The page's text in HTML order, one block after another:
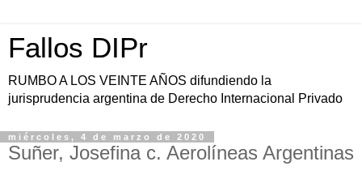
Fallos DIPr
RUMBO A LOS VEINTE AÑOS difundiendo la
jurisprudencia argentina de Derecho Internacional Privado
miércoles, 4 de marzo de 2020
Suñer, Josefina c. Aerolíneas Argentinas